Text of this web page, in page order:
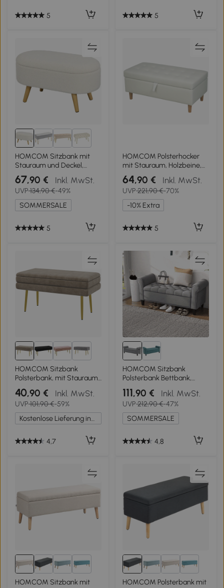
5 5
3+
HOMCOM Sitzbank mit
Stauraum und Deckel,
Fußhocker für Flur,
Wohnzimmer,
Schlafzimmer, Holz,
Stoffbezug, Weiß
67,90 € Inkl. MwSt.
UVP134,90 €-49%
SOMMERSALE
5
HOMCOM Polsterhocker
mit Stauraum, Holzbeine,
weicher Stoffbezug,
Cremeweiß
64,90 € Inkl. MwSt.
UVP221,90 €-70%
-10% Extra
5
1+
HOMCOM Sitzbank
Polsterbank, mit Stauraum,
Stahl, 79,5 cm x 37,5 cm x
43 cm, Beige
40,90 € Inkl. MwSt.
UVP101,90 €-59%
Kostenlose Lieferung innerhalb Deutschlands
4,7
HOMCOM Sitzbank
Polsterbank Bettbank,
Knopfheftung, Samtoptik,
126 cm x 48,5 cm x 57 cm,
Grau
111,90 € Inkl. MwSt.
UVP212,90 €-47%
SOMMERSALE
4,8
1+
HOMCOM Sitzbank mit
1+
HOMCOM Polsterbank mit